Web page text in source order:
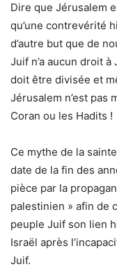
Dire que Jérusalem
qu’une contrevérité
d’autre but que de
Juif n’a aucun droit
doit être divisée et
Jérusalem n’est pas
Coran ou les Hadits !
Ce mythe de la
date de la fin des
pièce par la
palestinien » afin de
peuple Juif son lien
Israël après
Juif.